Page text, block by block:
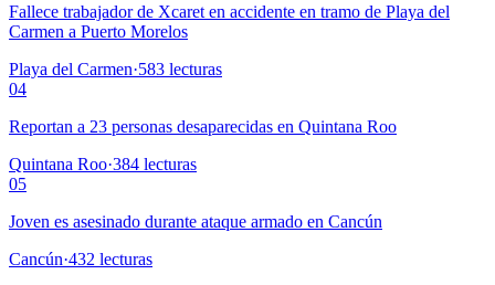
Fallece trabajador de Xcaret en accidente en tramo de Playa del
Carmen a Puerto Morelos
Playa del Carmen·583 lecturas
04
Reportan a 23 personas desaparecidas en Quintana Roo
Quintana Roo·384 lecturas
05
Joven es asesinado durante ataque armado en Cancún
Cancún·432 lecturas